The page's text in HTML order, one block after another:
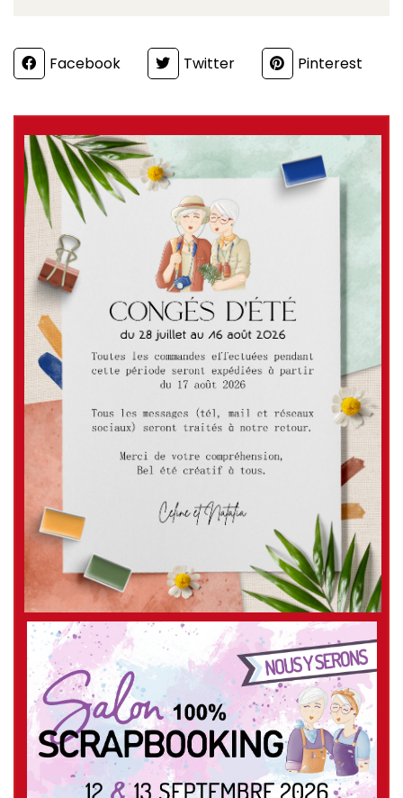
PartagerFacebook Twitter Pinterest